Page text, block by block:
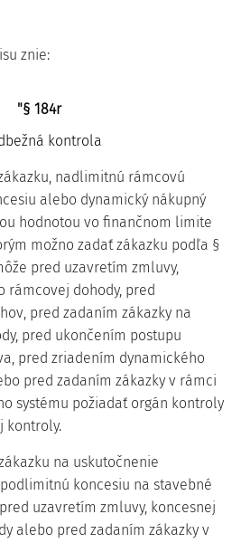
znie:
"§ 184r
kontrola
nadlimitnú rámcovú
alebo dynamický nákupný
hodnotou vo finančnom limite
možno zadať zákazku podľa §
pred uzavretím zmluvy,
rámcovej dohody, pred
pred zadaním zákazky na
pred ukončením postupu
pred zriadením dynamického
pred zadaním zákazky v rámci
systému požiadať orgán kontroly
kontroly.
na uskutočnenie
koncesiu na stavebné
uzavretím zmluvy, koncesnej
alebo pred zadaním zákazky v